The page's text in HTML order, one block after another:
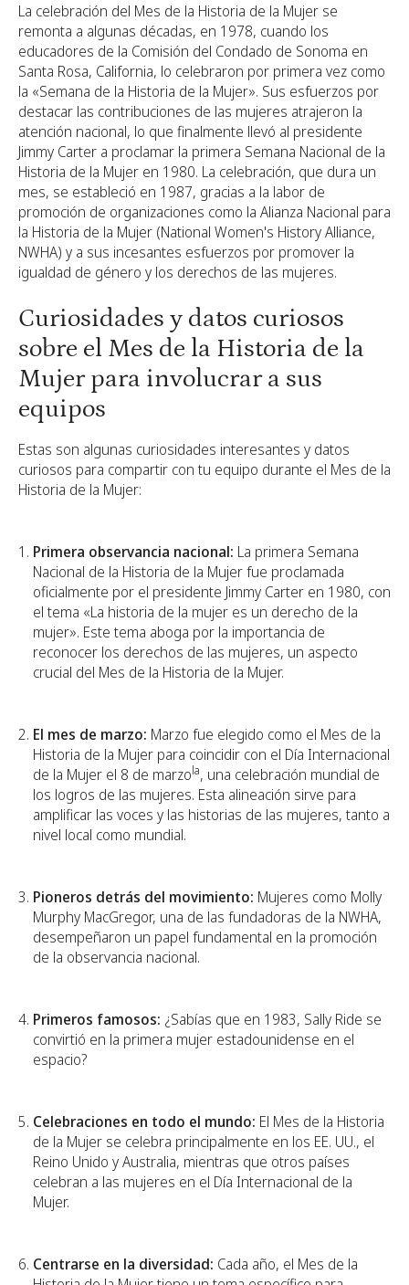
La celebración del Mes de la Historia de la Mujer se
remonta a algunas décadas, en 1978, cuando los
educadores de la Comisión del Condado de Sonoma en
Santa Rosa, California, lo celebraron por primera vez como
la «Semana de la Historia de la Mujer». Sus esfuerzos por
destacar las contribuciones de las mujeres atrajeron la
atención nacional, lo que finalmente llevó al presidente
Jimmy Carter a proclamar la primera Semana Nacional de la
Historia de la Mujer en 1980. La celebración, que dura un
mes, se estableció en 1987, gracias a la labor de
promoción de organizaciones como la Alianza Nacional para
la Historia de la Mujer (National Women's History Alliance,
NWHA) y a sus incesantes esfuerzos por promover la
igualdad de género y los derechos de las mujeres.
Curiosidades y datos curiosos
sobre el Mes de la Historia de la
Mujer para involucrar a sus
equipos
Estas son algunas curiosidades interesantes y datos
curiosos para compartir con tu equipo durante el Mes de la
Historia de la Mujer:
Primera observancia nacional: La primera Semana
Nacional de la Historia de la Mujer fue proclamada
oficialmente por el presidente Jimmy Carter en 1980, con
el tema «La historia de la mujer es un derecho de la
mujer». Este tema aboga por la importancia de
reconocer los derechos de las mujeres, un aspecto
crucial del Mes de la Historia de la Mujer.
El mes de marzo: Marzo fue elegido como el Mes de la
Historia de la Mujer para coincidir con el Día Internacional
de la Mujer el 8 de marzola, una celebración mundial de
los logros de las mujeres. Esta alineación sirve para
amplificar las voces y las historias de las mujeres, tanto a
nivel local como mundial.
Pioneros detrás del movimiento: Mujeres como Molly
Murphy MacGregor, una de las fundadoras de la NWHA,
desempeñaron un papel fundamental en la promoción
de la observancia nacional.
Primeros famosos: ¿Sabías que en 1983, Sally Ride se
convirtió en la primera mujer estadounidense en el
espacio?
Celebraciones en todo el mundo: El Mes de la Historia
de la Mujer se celebra principalmente en los EE. UU., el
Reino Unido y Australia, mientras que otros países
celebran a las mujeres en el Día Internacional de la
Mujer.
Centrarse en la diversidad: Cada año, el Mes de la